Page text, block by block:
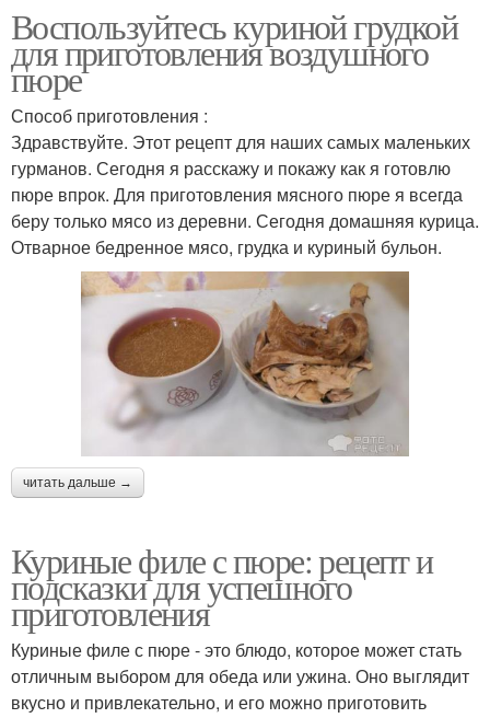
Воспользуйтесь куриной грудкой
для приготовления воздушного
пюре
Способ приготовления :
Здравствуйте. Этот рецепт для наших самых маленьких
гурманов. Сегодня я расскажу и покажу как я готовлю
пюре впрок. Для приготовления мясного пюре я всегда
беру только мясо из деревни. Сегодня домашняя курица.
Отварное бедренное мясо, грудка и куриный бульон.
читать дальше →
Куриные филе с пюре: рецепт и
подсказки для успешного
приготовления
Куриные филе с пюре - это блюдо, которое может стать
отличным выбором для обеда или ужина. Оно выглядит
вкусно и привлекательно, и его можно приготовить